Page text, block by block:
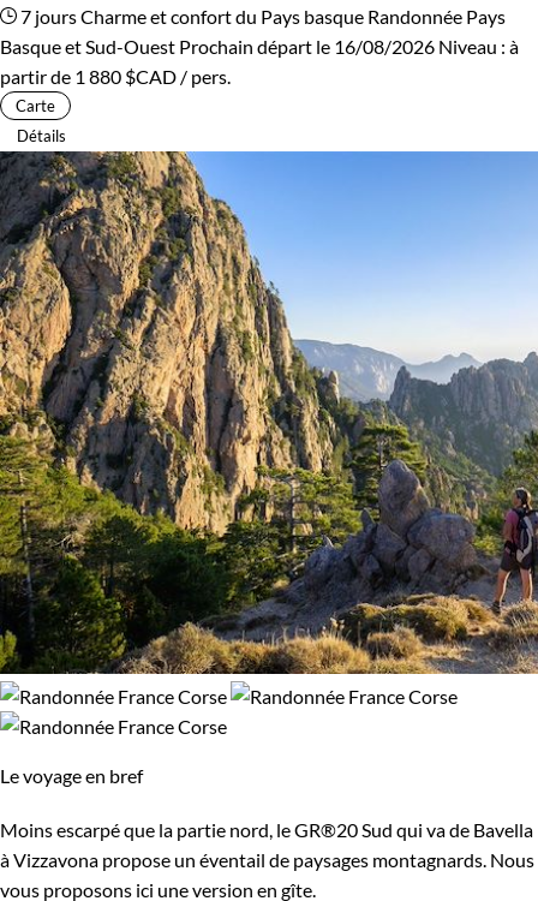
7 joursCharme et confort du Pays basque Randonnée Pays
Basque et Sud-Ouest Prochain départ le 16/08/2026 Niveau : à
partir de 1 880 $CAD / pers.
Carte
Détails
Le voyage en bref
Moins escarpé que la partie nord, le GR®20 Sud qui va de Bavella
à Vizzavona propose un éventail de paysages montagnards. Nous
vous proposons ici une version en gîte.